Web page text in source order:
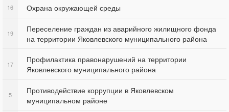
Охрана окружающей среды
16
Переселение граждан из аварийного жилищного фонда
на территории Яковлевского муниципального района
19
Профилактика правонарушений на территории
Яковлевского муниципального района
17
Противодействие коррупции в Яковлевском
муниципальном районе
5